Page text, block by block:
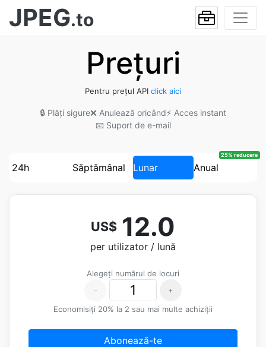
JPEG.to
Prețuri
Pentru prețul API click aici
🔒 Plăți sigure❌ Anulează oricând⚡ Acces instant
📧 Suport de e-mail
24h Săptămânal Lunar Anual
25% reducere
US$ 12.0
per utilizator / lună
Alegeți numărul de locuri
-
+
Economisiți 20% la 2 sau mai multe achiziții
Abonează-te